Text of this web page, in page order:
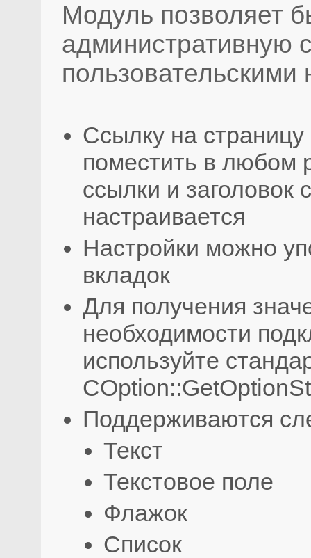
Модуль позволяет
административную
пользовательскими
Ссылку на
поместить в любом
ссылки и заголовок
настраивается
Настройки можно
вкладок
Для получения
необходимости
используйте
Поддерживаются
Текст
Текстовое поле
Флажок
Список